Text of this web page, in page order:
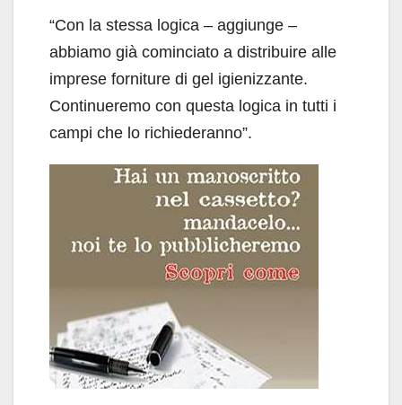
“Con la stessa logica – aggiunge –
abbiamo già cominciato a distribuire alle
imprese forniture di gel igienizzante.
Continueremo con questa logica in tutti i
campi che lo richiederanno”.